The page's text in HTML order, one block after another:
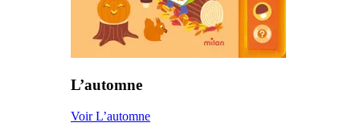
L’automne
Voir L’automne